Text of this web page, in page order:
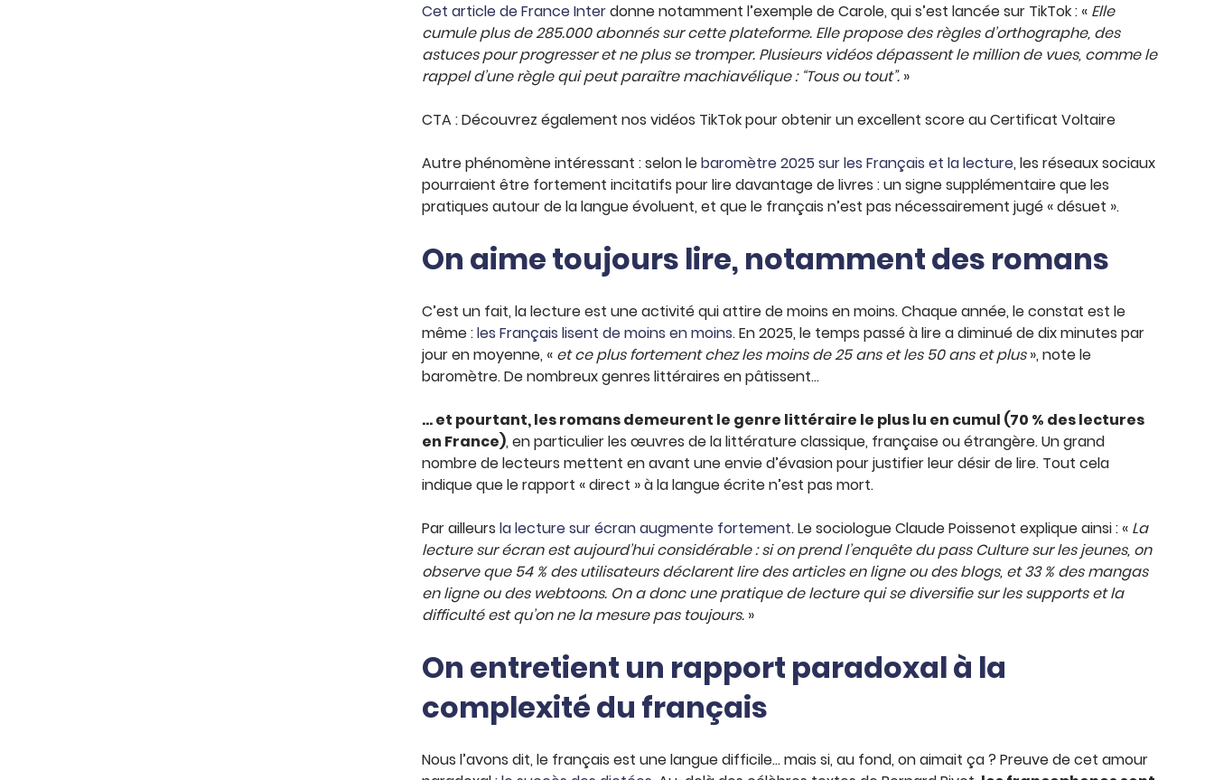
Cet article de France Interdonne notamment l’exemple de Carole, qui s’est lancée sur TikTok : « Elle
cumule plus de 285.000 abonnés sur cette plateforme. Elle propose des règles d’orthographe, des
astuces pour progresser et ne plus se tromper. Plusieurs vidéos dépassent le million de vues, comme le
rappel d’une règle qui peut paraître machiavélique : “Tous ou tout”.»
CTA : Découvrez également nos vidéos TikTok pour obtenir un excellent score au Certificat Voltaire
Autre phénomène intéressant : selon lebaromètre 2025 sur les Français et la lecture, les réseaux sociaux
pourraient être fortement incitatifs pour lire davantage de livres : un signe supplémentaire que les
pratiques autour de la langue évoluent, et que le français n’est pas nécessairement jugé « désuet ».
On aime toujours lire, notamment des romans
C’est un fait, la lecture est une activité qui attire de moins en moins. Chaque année, le constat est le
même :les Français lisent de moins en moins. En 2025, le temps passé à lire a diminué de dix minutes par
jour en moyenne, « et ce plus fortement chez les moins de 25 ans et les 50 ans et plus», note le
baromètre. De nombreux genres littéraires en pâtissent…
… et pourtant, les romans demeurent le genre littéraire le plus lu en cumul (70 % des lectures
en France), en particulier les œuvres de la littérature classique, française ou étrangère. Un grand
nombre de lecteurs mettent en avant une envie d’évasion pour justifier leur désir de lire. Tout cela
indique que le rapport « direct » à la langue écrite n’est pas mort.
Par ailleurs la lecture sur écran augmente fortement. Le sociologue Claude Poissenot explique ainsi : « La
lecture sur écran est aujourd’hui considérable : si on prend l’enquête du pass Culture sur les jeunes, on
observe que 54 % des utilisateurs déclarent lire des articles en ligne ou des blogs, et 33 % des mangas
en ligne ou des webtoons. On a donc une pratique de lecture qui se diversifie sur les supports et la
difficulté est qu’on ne la mesure pas toujours.»
On entretient un rapport paradoxal à la
complexité du français
Nous l’avons dit, le français est une langue difficile… mais si, au fond, on aimait ça ? Preuve de cet amour